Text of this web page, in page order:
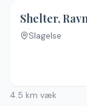
Shelter,
Slagelse
4.5 km væk